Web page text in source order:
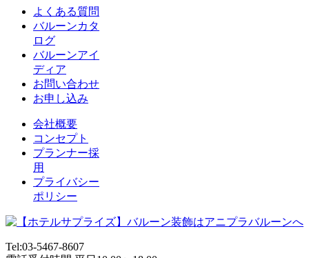
よくある質問
バルーンカタ
ログ
バルーンアイ
ディア
お問い合わせ
お申し込み
会社概要
コンセプト
プランナー採
用
プライバシー
ポリシー
Tel:03-5467-8607